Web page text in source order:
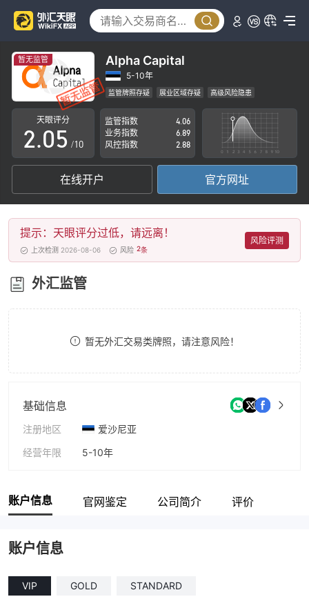
暂无监管 Alpha Capital
5-10年
监管牌照存疑 展业区域存疑 高级风险隐患
天眼评分
0
1
2
3
4
5
6
7
8
.0
1
2
3
4
5
6
1
2
3
4
5
6
7
8
9
/10
监管指数
4.06
业务指数
6.89
风控指数
2.88
在线开户 官方网址
提示：天眼评分过低，请远离！
上次检测 2026-08-06 风险 2条
风险评测
外汇监管
暂无外汇交易类牌照，请注意风险！
基础信息
注册地区
爱沙尼亚
经营年限
5-10年
账户信息 官网鉴定 公司简介 评价
账户信息
VIP GOLD STANDARD